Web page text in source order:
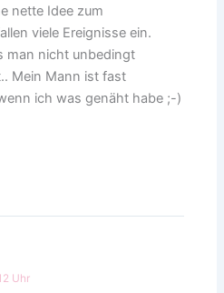
nette Idee zum
viele Ereignisse ein.
man nicht unbedingt
Mein Mann ist fast
ich was genäht habe ;-)
Uhr